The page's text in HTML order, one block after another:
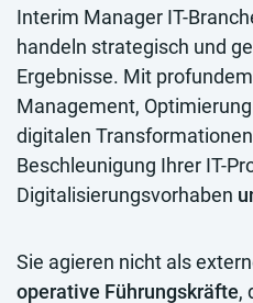
Interim Manager IT-
handeln strategisch und
Ergebnisse. Mit
Management,
digitalen
Beschleunigung Ihrer IT-
Digitalisierungsvorhaben
Sie agieren nicht als
operative Führungskräfte,